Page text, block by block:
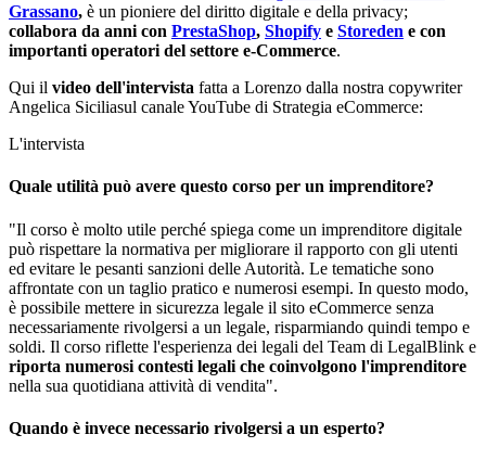
Grassano, è un pioniere del diritto digitale e della privacy;
collabora da anni con PrestaShop, Shopify e Storeden e con
importanti operatori del settore e-Commerce.
Qui il video dell'intervista fatta a Lorenzo dalla nostra copywriter
Angelica Siciliasul canale YouTube di Strategia eCommerce:
L'intervista
Quale utilità può avere questo corso per un imprenditore?
"Il corso è molto utile perché spiega come un imprenditore digitale
può rispettare la normativa per migliorare il rapporto con gli utenti
ed evitare le pesanti sanzioni delle Autorità. Le tematiche sono
affrontate con un taglio pratico e numerosi esempi. In questo modo,
è possibile mettere in sicurezza legale il sito eCommerce senza
necessariamente rivolgersi a un legale, risparmiando quindi tempo e
soldi. Il corso riflette l'esperienza dei legali del Team di LegalBlink e
riporta numerosi contesti legali che coinvolgono l'imprenditore
nella sua quotidiana attività di vendita".
Quando è invece necessario rivolgersi a un esperto?